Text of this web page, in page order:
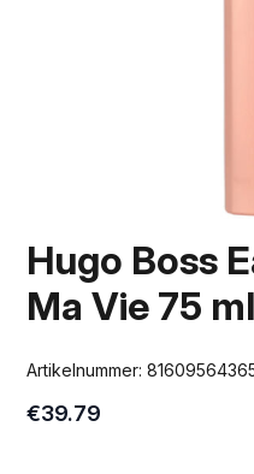
Hugo Boss
Ma Vie 75 ml
Artikelnummer:
€39.79